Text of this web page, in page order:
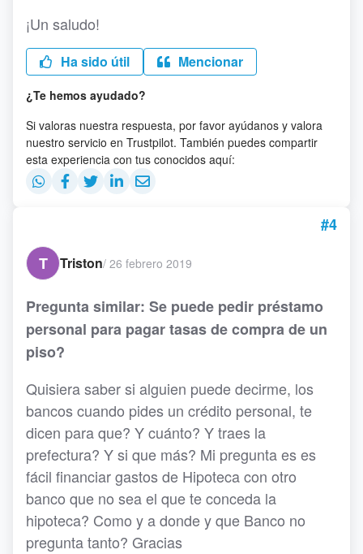
¡Un saludo!
Ha sido útil Mencionar
¿Te hemos ayudado?
Si valoras nuestra respuesta, por favor ayúdanos y valora
nuestro servicio en Trustpilot. También puedes compartir
esta experiencia con tus conocidos aquí:
#4
T
Triston/ 26 febrero 2019
Pregunta similar: Se puede pedir préstamo
personal para pagar tasas de compra de un
piso?
Quisiera saber si alguien puede decirme, los
bancos cuando pides un crédito personal, te
dicen para que? Y cuánto? Y traes la
prefectura? Y si que más? Mi pregunta es es
fácil financiar gastos de Hipoteca con otro
banco que no sea el que te conceda la
hipoteca? Como y a donde y que Banco no
pregunta tanto? Gracias